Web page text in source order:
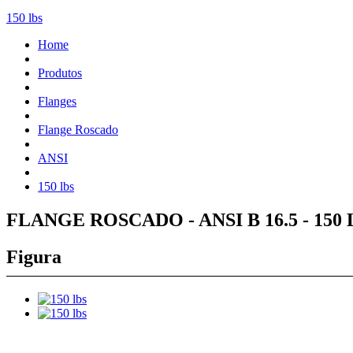
150 lbs
Home
Produtos
Flanges
Flange Roscado
ANSI
150 lbs
FLANGE ROSCADO - ANSI B 16.5 - 150
Figura